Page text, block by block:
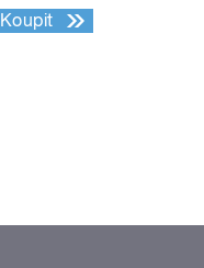
Koupit